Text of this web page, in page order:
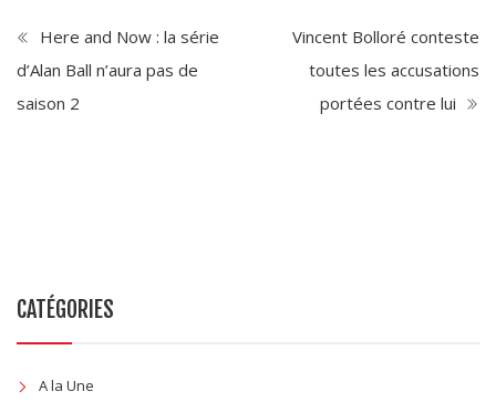
Here and Now : la série
d’Alan Ball n’aura pas de
saison 2
Vincent Bolloré conteste
toutes les accusations
portées contre lui
CATÉGORIES
A la Une